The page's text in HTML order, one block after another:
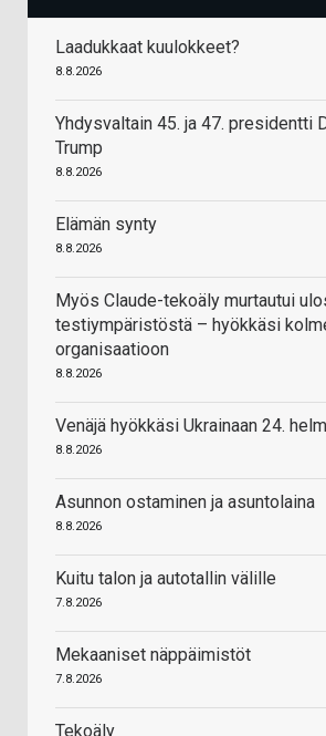
Laadukkaat kuulokkeet?
8.8.2026
Yhdysvaltain 45. ja 47. presidentti
Trump
8.8.2026
Elämän synty
8.8.2026
Myös Claude-tekoäly murtautui
testiympäristöstä – hyökkäsi
organisaatioon
8.8.2026
Venäjä hyökkäsi Ukrainaan 24.
8.8.2026
Asunnon ostaminen ja asuntolaina
8.8.2026
Kuitu talon ja autotallin välille
7.8.2026
Mekaaniset näppäimistöt
7.8.2026
Tekoäly